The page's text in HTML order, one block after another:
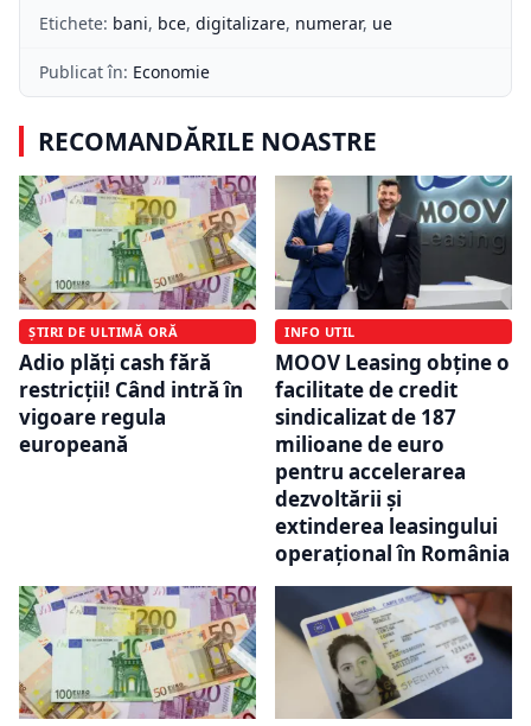
Etichete: bani, bce, digitalizare, numerar, ue
Publicat în: Economie
RECOMANDĂRILE NOASTRE
ȘTIRI DE ULTIMĂ ORĂ
Adio plăți cash fără
restricții! Când intră în
vigoare regula
europeană
INFO UTIL
MOOV Leasing obține o
facilitate de credit
sindicalizat de 187
milioane de euro
pentru accelerarea
dezvoltării și
extinderea leasingului
operațional în România